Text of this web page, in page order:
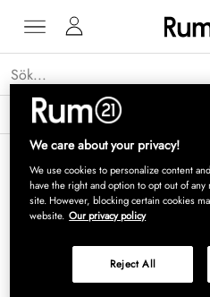
Få 15 % rabatt på Grythyttan
We care about your privacy!
We use cookies to personalize content
have the right and option to opt out of
site. However, blocking certain cookies
website. Our privacy policy
Reject All